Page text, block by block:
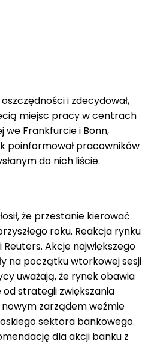
i zdecydował,
miejsc pracy w centrach
we Frankfurcie i Bonn,
poinformował pracowników
do nich liście.
że przestanie kierować
roku. Reakcja rynku
Akcje największego
na początku wtorkowej sesji
uważają, że rynek obawia
od strategii zwiększania
zarządem weźmie
sektora bankowego.
dla akcji banku z